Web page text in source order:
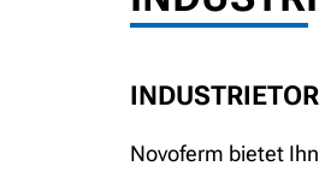
Novoferm bietet